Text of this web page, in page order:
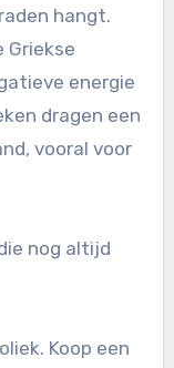
hangt.
Griekse
energie
dragen een
vooral voor
nog altijd
Koop een